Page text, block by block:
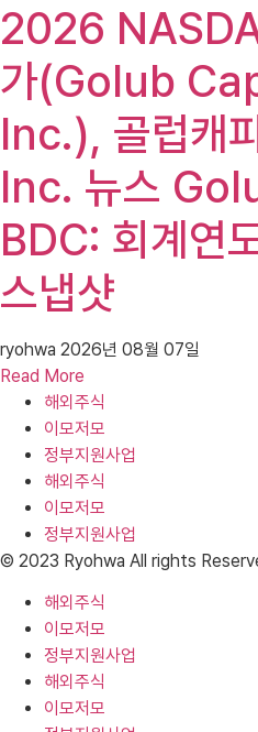
2026
가(Golub
Inc.), 골럽캐
Inc. 뉴스
BDC: 회계연
스냅샷
ryohwa 2026년 08월 07일
Read More
해외주식
이모저모
정부지원사업
해외주식
이모저모
정부지원사업
© 2023 Ryohwa All rights
해외주식
이모저모
정부지원사업
해외주식
이모저모